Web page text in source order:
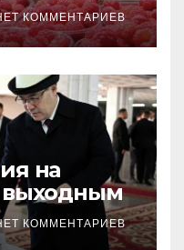
КОММЕНТАРИЕВ
на
выходным
КОММЕНТАРИЕВ